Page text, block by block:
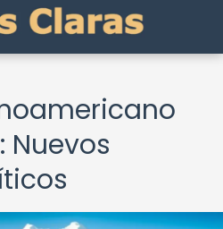
Nuevos